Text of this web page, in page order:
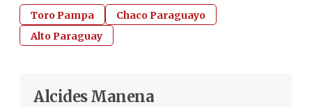
Toro Pampa
Chaco Paraguayo
Alto Paraguay
Alcides Manena